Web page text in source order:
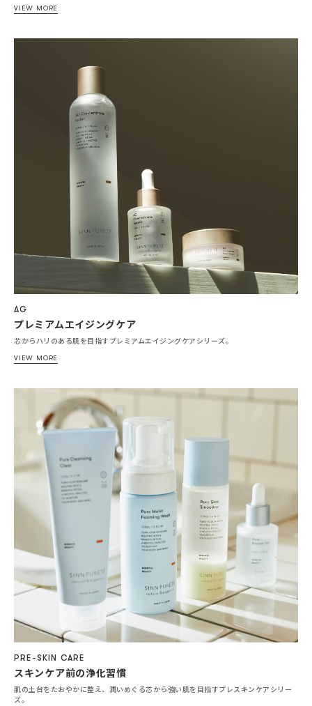
VIEW MORE
AG
プレミアムエイジングケア
芯からハリのある肌を目指すプレミアムエイジングケアシリーズ。
VIEW MORE
PRE-SKIN CARE
スキンケア前の浄化習慣
肌の土台をたおやかに整え、潤いめぐる芯から強い肌を目指すプレスキンケアシリー
ズ。